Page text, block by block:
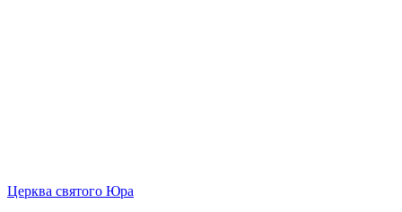
Церква святого Юра